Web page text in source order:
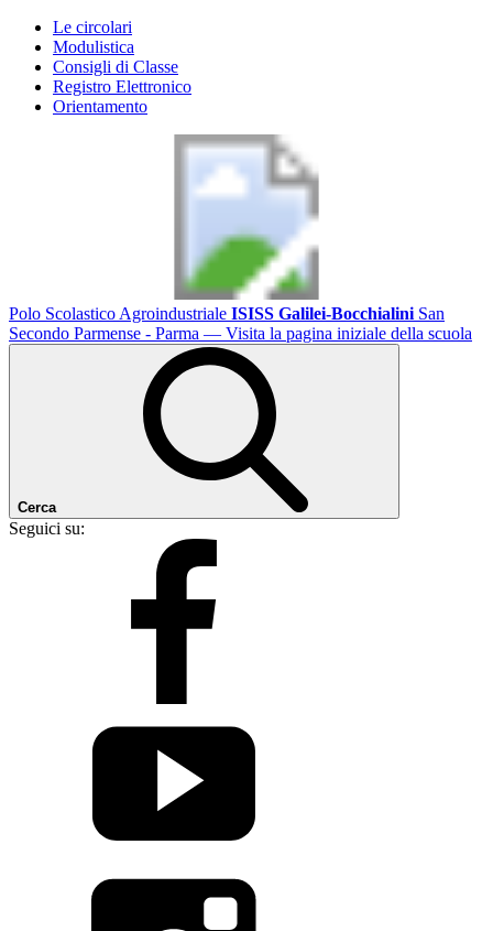
Le circolari
Modulistica
Consigli di Classe
Registro Elettronico
Orientamento
Polo Scolastico Agroindustriale ISISS Galilei-Bocchialini San
Secondo Parmense - Parma — Visita la pagina iniziale della scuola
Cerca
Seguici su: